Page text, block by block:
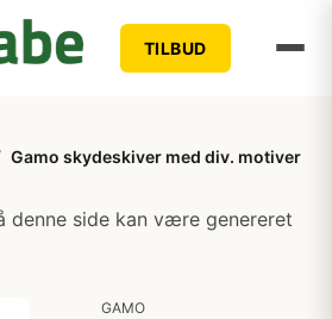
TILBUD
Gamo skydeskiver med div. motiver
denne side kan være genereret
GAMO